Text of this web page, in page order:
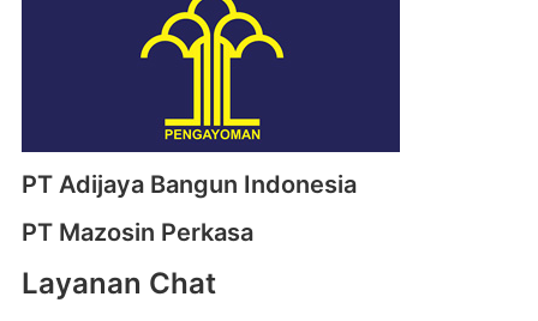
PT Adijaya Bangun Indonesia
PT Mazosin Perkasa
Layanan Chat